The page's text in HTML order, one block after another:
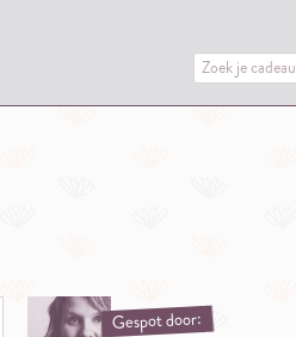
Gespot door: